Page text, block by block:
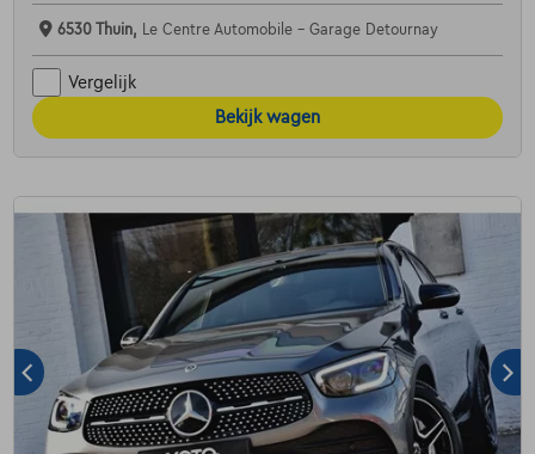
6530 Thuin, Le Centre Automobile - Garage Detournay
Vergelijk
Bekijk wagen